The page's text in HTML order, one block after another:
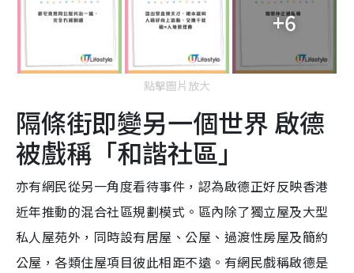
+6
點擊圖片放大
隔條街即變另一個世界 啟德
被戲稱「和諧社區」
亦有網民從另一角度看待事件，認為啟德正好反映香港
近年推動的混合社區規劃模式。區內除了獨立屋及大型
私人屋苑外，同時設有居屋、公屋、過渡性房屋及簡約
公屋，各類住屋項目彼此相距不遠。有網民戲稱啟德是